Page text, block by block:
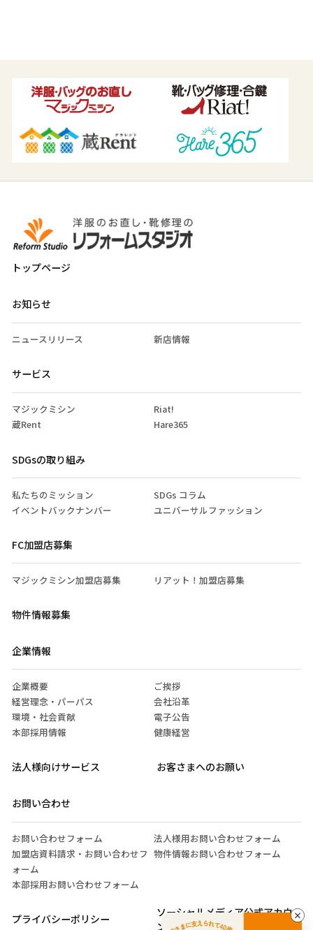
トップページ
お知らせ
ニュースリリース 新店情報
サービス
マジックミシン
Riat!
蔵Rent
Hare365
SDGsの取り組み
私たちのミッション
SDGs コラム
イベントバックナンバー
ユニバーサルファッション
FC加盟店募集
マジックミシン加盟店募集 リアット！加盟店募集
物件情報募集
企業情報
企業概要
ご挨拶
経営理念・パーパス
会社沿革
環境・社会貢献
電子公告
本部採用情報
健康経営
法人様向けサービス お客さまへのお願い
お問い合わせ
お問い合わせフォーム
法人様用お問い合わせフォーム
加盟店資料請求・お問い合わせフ
ォーム
物件情報お問い合わせフォーム
本部採用お問い合わせフォーム
プライバシーポリシー
ソーシャルメディア公式アカウ
ント運営ガイドライン